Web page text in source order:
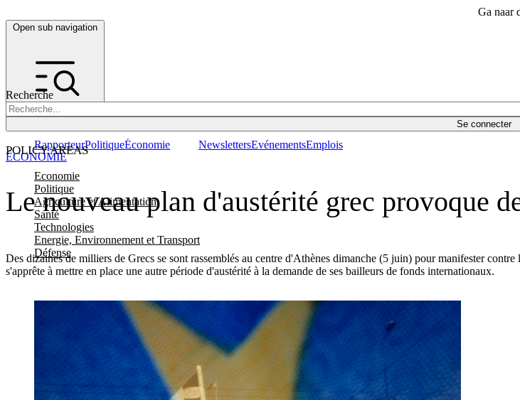
Ga naar
Open sub navigation
Recherche
Se connecter
POLICY AREAS
Economie
Politique
Agriculture et Alimentation
Santé
Technologies
Energie, Environnement et Transport
Défense
RapporteurPolitiqueÉconomie NewslettersEvénementsEmplois
Le nouveau plan d'austérité grec provoque
Des dizaines de milliers de Grecs se sont rassemblés au centre d'Athènes dimanche (5 juin) pour manifester
s'apprête à mettre en place une autre période d'austérité à la demande de ses bailleurs de fonds internationaux.
ÉCONOMIE